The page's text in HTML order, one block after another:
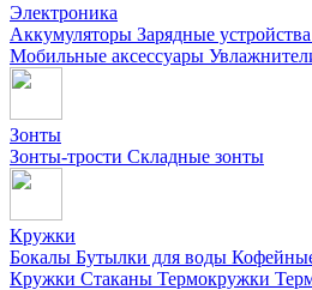
Электроника
Аккумуляторы Зарядные устройства
Мобильные аксессуары
Зонты
Зонты-трости Складные зонты
Кружки
Бокалы Бутылки для воды
Кружки Стаканы Термокружки